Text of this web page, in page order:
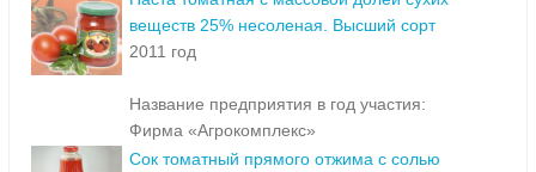
веществ 25% несоленая. Высший сорт
2011 год
Название предприятия в год участия:
Фирма «Агрокомплекс»
Сок томатный прямого отжима с солью